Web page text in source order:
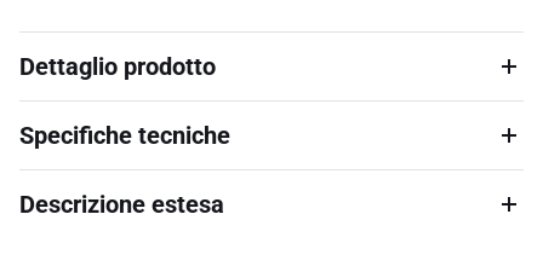
Dettaglio prodotto
Specifiche tecniche
Descrizione estesa